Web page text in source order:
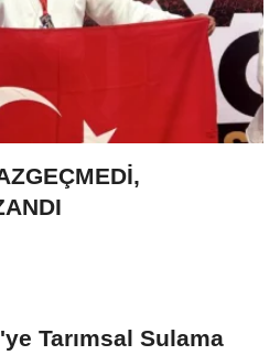
Tarımsal Sulama